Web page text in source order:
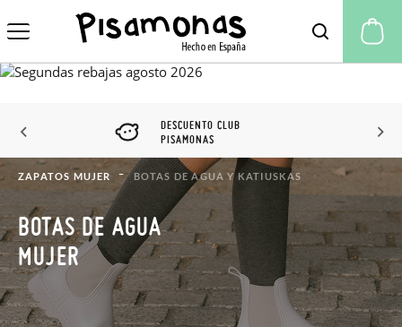
DESCUENTO CLUB
PISAMONAS
ZAPATOS MUJER BOTAS DE AGUA Y KATIUSKAS
BOTAS DE AGUA
MUJER